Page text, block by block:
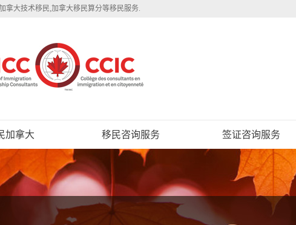
拿大技术移民,加拿大移民算分等移民服务.
加拿大 移民咨询服务 签证咨询服务